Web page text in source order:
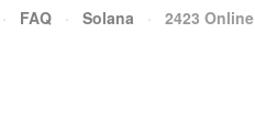
· FAQ · Solana · 2423 Online